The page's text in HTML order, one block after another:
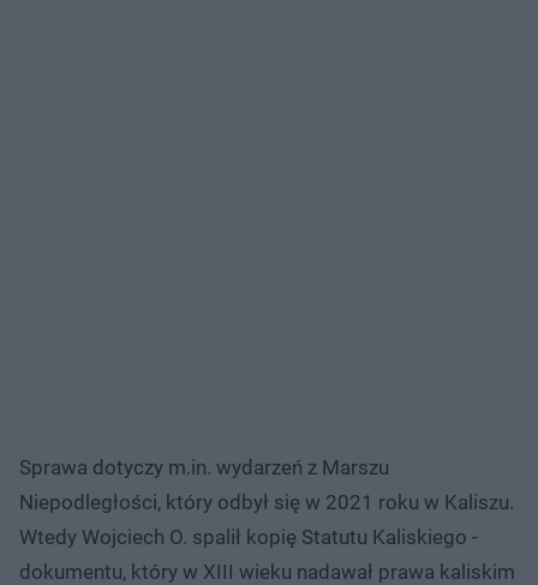
Sprawa dotyczy m.in. wydarzeń z Marszu
Niepodległości, który odbył się w 2021 roku w Kaliszu.
Wtedy Wojciech O. spalił kopię Statutu Kaliskiego -
dokumentu, który w XIII wieku nadawał prawa kaliskim